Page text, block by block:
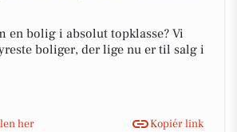
en bolig i absolut topklasse? Vi
boliger, der lige nu er til salg i
her
Kopiér link